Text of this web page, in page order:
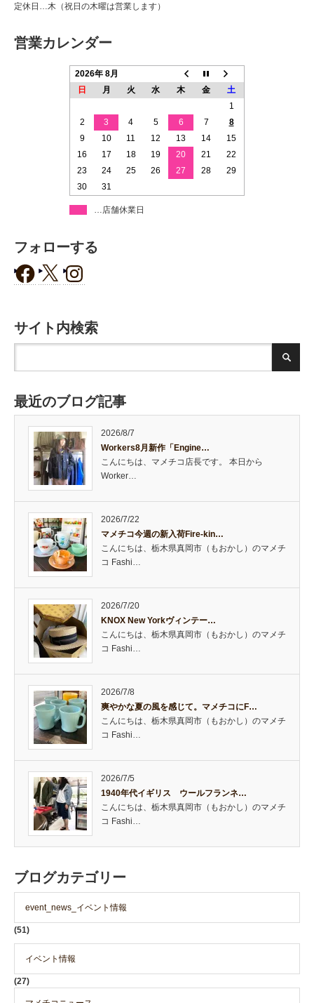
定休日…木（祝日の木曜は営業します）
営業カレンダー
2026年 8月
日
月 火 水 木 金
土
1
2
3 4 5 6 7
8
9
10 11 12 13 14
15
16
17 18 19 20 21
22
23
24 25 26 27 28
29
30
31
…店舗休業日
フォローする
サイト内検索
最近のブログ記事
2026/8/7
Workers8月新作「Engine…
こんにちは、マメチコ店長です。 本日から
Worker…
2026/7/22
マメチコ今週の新入荷Fire-kin…
こんにちは、栃木県真岡市（もおかし）のマメチ
コ Fashi…
2026/7/20
KNOX New Yorkヴィンテー…
こんにちは、栃木県真岡市（もおかし）のマメチ
コ Fashi…
2026/7/8
爽やかな夏の風を感じて。マメチコにF…
こんにちは、栃木県真岡市（もおかし）のマメチ
コ Fashi…
2026/7/5
1940年代イギリス ウールフランネ…
こんにちは、栃木県真岡市（もおかし）のマメチ
コ Fashi…
ブログカテゴリー
event_news_イベント情報
(51)
イベント情報
(27)